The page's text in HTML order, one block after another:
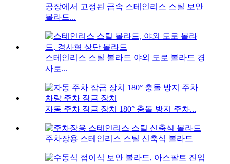
공장에서 고정된 금속 스테인리스 스틸 보안
볼라드...
스테인리스 스틸 볼라드 야외 도로 볼라드 경
사로...
자동 주차 잠금 장치 180° 충돌 방지 주차...
주차장용 스테인리스 스틸 신축식 볼라드